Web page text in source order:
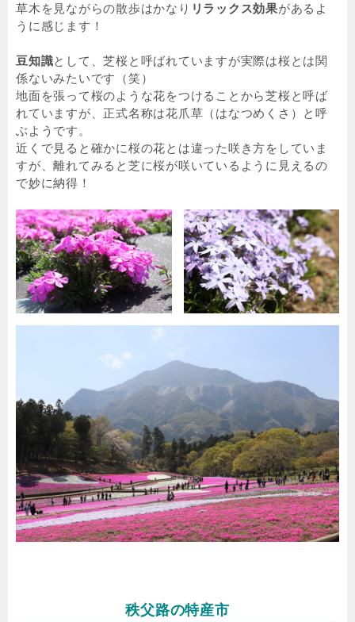
草木を見ながらの散歩はかなり リラックス効果があるよ
うに感じます！
豆知識として、芝桜と呼ばれていますが実際は桜とは関
係ないみたいです（笑）
地面を張って桜のような花をつけることから芝桜と呼ば
れていますが、正式名称は花爪草（はなつめくさ）と呼
ぶようです。
近くで見ると確かに桜の花とは違った咲き方をしていま
すが、離れてみると芝に桜が咲いているように見えるの
で妙に納得！
秩父路の特産市